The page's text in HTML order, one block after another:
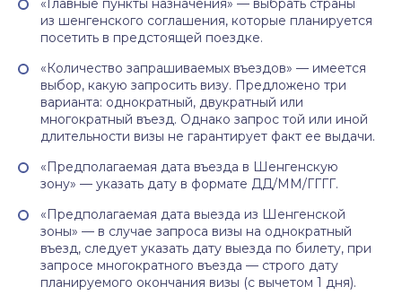
«Главные пункты назначения» — выбрать страны
из шенгенского соглашения, которые планируется
посетить в предстоящей поездке.
«Количество запрашиваемых въездов» — имеется
выбор, какую запросить визу. Предложено три
варианта: однократный, двукратный или
многократный въезд. Однако запрос той или иной
длительности визы не гарантирует факт ее выдачи.
«Предполагаемая дата въезда в Шенгенскую
зону» — указать дату в формате ДД/ММ/ГГГГ.
«Предполагаемая дата выезда из Шенгенской
зоны» — в случае запроса визы на однократный
въезд, следует указать дату выезда по билету, при
запросе многократного въезда — строго дату
планируемого окончания визы (с вычетом 1 дня).